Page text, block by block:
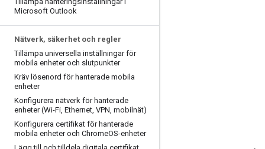
Microsoft Outlook
Nätverk, säkerhet och regler
Tillämpa universella inställningar för
mobila enheter och slutpunkter
Kräv lösenord för hanterade mobila
enheter
Konfigurera nätverk för hanterade
enheter (Wi-Fi, Ethernet, VPN, mobilnät)
Konfigurera certifikat för hanterade
mobila enheter och ChromeOS-enheter